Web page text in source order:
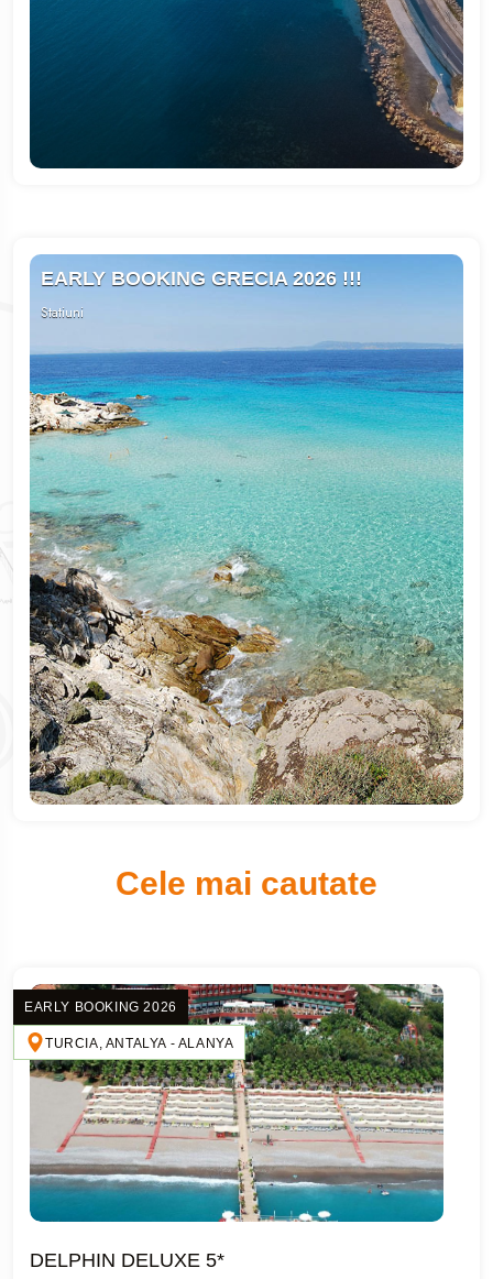
EARLY BOOKING GRECIA 2026 !!!
Statiuni
Halkidiki
Thassos
Paralia Katerini
Insula Corfu
Insula Lefkada
Insula Creta
Insula Rhodos
Insula Skiathos
Insula Santorini
Insula Zakynthos
Cele mai cautate
EARLY BOOKING 2026
TURCIA, ANTALYA - ALANYA
DELPHIN DELUXE 5*